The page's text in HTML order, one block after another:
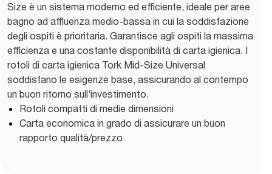
Size è un sistema moderno ed efficiente, ideale per aree
bagno ad affluenza medio-bassa in cui la soddisfazione
degli ospiti è prioritaria. Garantisce agli ospiti la massima
efficienza e una costante disponibilità di carta igienica. I
rotoli di carta igienica Tork Mid-Size Universal
soddisfano le esigenze base, assicurando al contempo
un buon ritorno sull’investimento.
Rotoli compatti di medie dimensioni
Carta economica in grado di assicurare un buon
rapporto qualità/prezzo